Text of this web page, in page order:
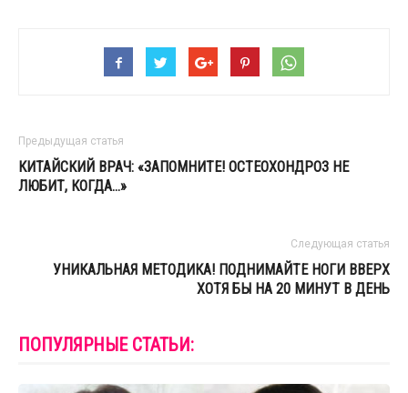
Предыдущая статья
КИТАЙСКИЙ ВРАЧ: «ЗАПОМНИТЕ! ОСТЕОХОНДРОЗ НЕ
ЛЮБИТ, КОГДА…»
Следующая статья
УНИКАЛЬНАЯ МЕТОДИКА! ПОДНИМАЙТЕ НОГИ ВВЕРХ
ХОТЯ БЫ НА 20 МИНУТ В ДЕНЬ
ПОПУЛЯРНЫЕ СТАТЬИ: